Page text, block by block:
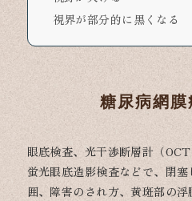
視界が部分的に黒くなる
糖尿病網膜
眼底検査、光干渉断層計（
蛍光眼底造影検査などで、閉
囲、障害のされ方、黄斑部の